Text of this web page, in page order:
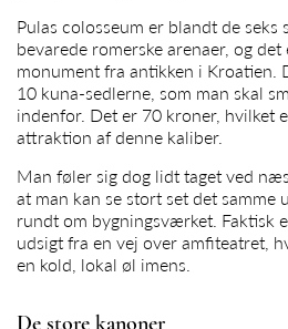
Pulas colosseum er blandt de seks
bevarede romerske arenaer, og
monument fra antikken i Kroatien.
10 kuna-sedlerne, som man skal
indenfor. Det er 70 kroner, hvilket
attraktion af denne kaliber.
Man føler sig dog lidt taget ved
at man kan se stort set det samme
rundt om bygningsværket. Faktisk
udsigt fra en vej over amfiteatret,
en kold, lokal øl imens.
De store kanoner